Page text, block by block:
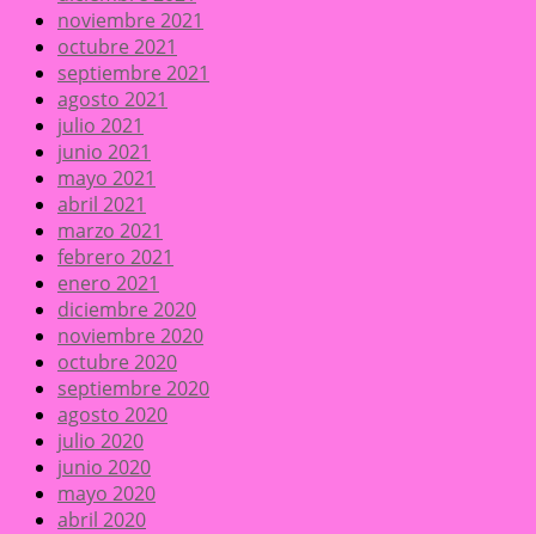
noviembre 2021
octubre 2021
septiembre 2021
agosto 2021
julio 2021
junio 2021
mayo 2021
abril 2021
marzo 2021
febrero 2021
enero 2021
diciembre 2020
noviembre 2020
octubre 2020
septiembre 2020
agosto 2020
julio 2020
junio 2020
mayo 2020
abril 2020